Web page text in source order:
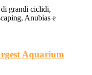
grandi ciclidi,
Anubias e
Aquarium